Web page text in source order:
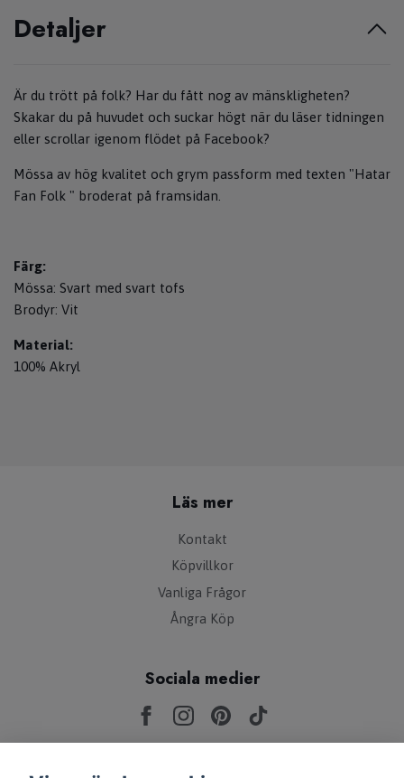
Detaljer
Är du trött på folk? Har du fått nog av mänskligheten?
Skakar du på huvudet och suckar högt när du läser tidningen
eller scrollar igenom flödet på Facebook?
Mössa av hög kvalitet och grym passform med texten "Hatar
Fan Folk " broderat på framsidan.
Färg:
Mössa: Svart med svart tofs
Brodyr: Vit
Material:
100% Akryl
Läs mer
Kontakt
Köpvillkor
Vanliga Frågor
Ångra Köp
Sociala medier